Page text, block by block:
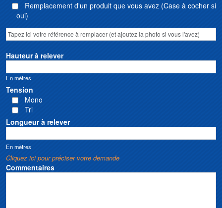
Remplacement d'un produit que vous avez (Case à cocher si
oui)
Hauteur à relever
En mètres
Tension
Mono
Tri
Longueur à relever
En mètres
Cliquez ici pour préciser votre demande
Commentaires